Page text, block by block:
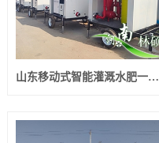
山东移动式智能灌溉水肥一体机